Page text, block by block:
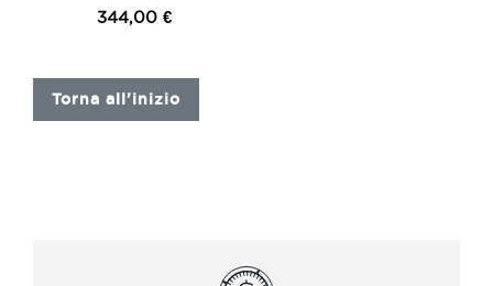
344,00 €
Torna all'inizio